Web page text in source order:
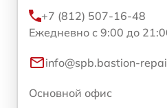
+7 (812) 507-16-48
Ежедневно с 9:00 до
info@spb.bastion-
Основной офис